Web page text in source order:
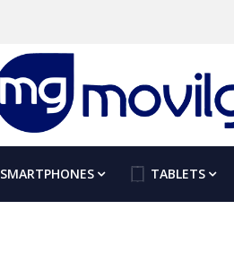
SMARTPHONES TABLETS